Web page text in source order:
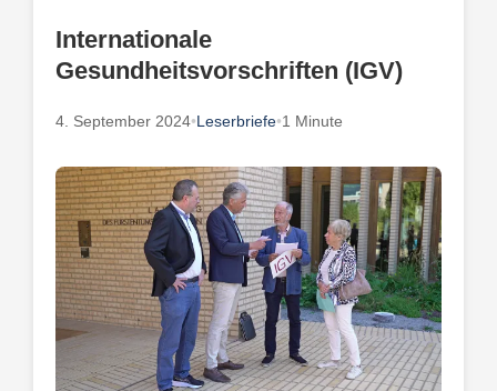
Internationale
Gesundheitsvorschriften (IGV)
4. September 2024•Leserbriefe•1 Minute